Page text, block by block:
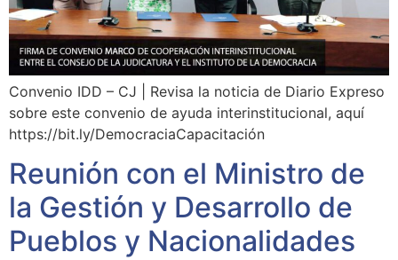
Convenio IDD – CJ | Revisa la noticia de Diario Expreso
sobre este convenio de ayuda interinstitucional, aquí
https://bit.ly/DemocraciaCapacitación
Reunión con el Ministro de
la Gestión y Desarrollo de
Pueblos y Nacionalidades